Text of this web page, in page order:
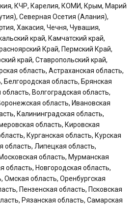
КЧР, Карелия, КОМИ, Крым, Марий
Северная Осетия (Алания),
Хакасия, Чечня, Чувашия,
край, Камчатский край,
Край, Пермский Край,
край, Ставропольский край,
область, Астраханская область,
Белгородская область, Брянская
Волгоградская область,
область, Ивановская
Калининградская область,
область, Кировская
Курганская область, Курская
область, Липецкая область,
область, Мурманская
область, Новгородская область,
Омская область, Оренбургская
Пензенская область, Псковская
Рязанская область, Самарская